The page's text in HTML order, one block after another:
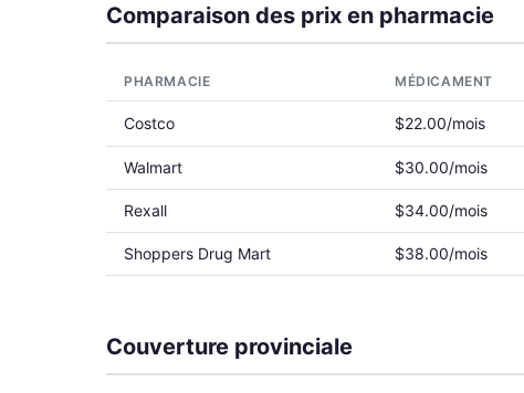
Comparaison des prix en pharmacie
PHARMACIE MÉDICAMENT
Costco $22.00/mois
Walmart $30.00/mois
Rexall $34.00/mois
Shoppers Drug Mart $38.00/mois
Couverture provinciale